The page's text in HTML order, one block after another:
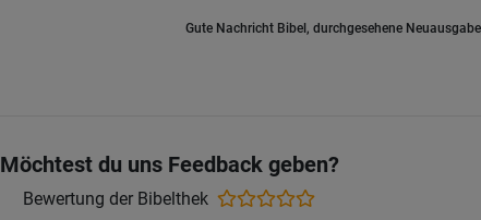
Gute Nachricht Bibel, durchgesehene
Möchtest du uns Feedback geben?
Bewertung der Bibelthek